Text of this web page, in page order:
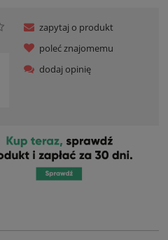
zapytaj o produkt
poleć znajomemu
dodaj opinię